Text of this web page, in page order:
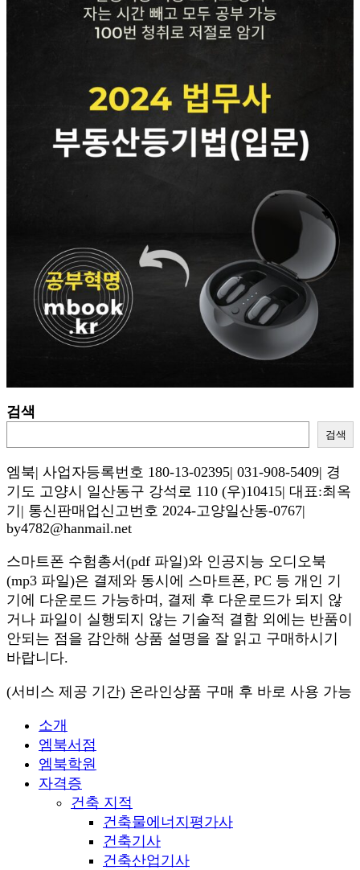
검색
검색
엠북| 사업자등록번호 180-13-02395| 031-908-5409| 경
기도 고양시 일산동구 강석로 110 (우)10415| 대표:최옥
기| 통신판매업신고번호 2024-고양일산동-0767|
by4782@hanmail.net
스마트폰 수험총서(pdf 파일)와 인공지능 오디오북
(mp3 파일)은 결제와 동시에 스마트폰, PC 등 개인 기
기에 다운로드 가능하며, 결제 후 다운로드가 되지 않
거나 파일이 실행되지 않는 기술적 결함 외에는 반품이
안되는 점을 감안해 상품 설명을 잘 읽고 구매하시기
바랍니다.
(서비스 제공 기간) 온라인상품 구매 후 바로 사용 가능
소개
엠북서점
엠북학원
자격증
건축 지적
건축물에너지평가사
건축기사
건축산업기사